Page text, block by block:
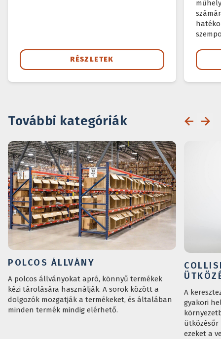
RÉSZLETEK
További kategóriák
POLCOS ÁLLVÁNY
A polcos állványokat apró, könnyű termékek
kézi tárolására használják. A sorok között a
dolgozók mozgatják a termékeket, és általában
minden termék mindig elérhető.
A
gyakori
ütközésőr
ezeket a